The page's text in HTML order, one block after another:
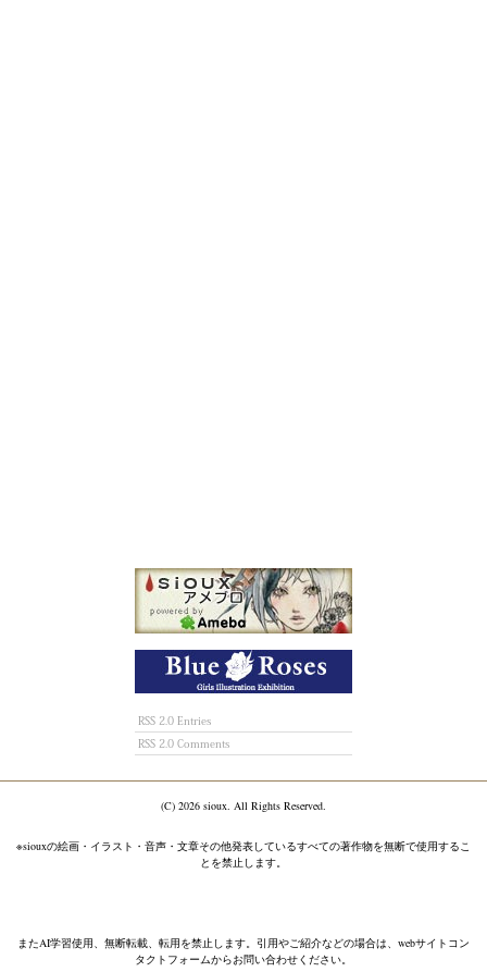
RSS 2.0 Entries
RSS 2.0 Comments
(C) 2026 sioux. All Rights Reserved.
※siouxの絵画・イラスト・音声・文章その他発表しているすべての著作物を無断で使用するこ
とを禁止します。
またAI学習使用、無断転載、転用を禁止します。引用やご紹介などの場合は、webサイトコン
タクトフォームからお問い合わせください。